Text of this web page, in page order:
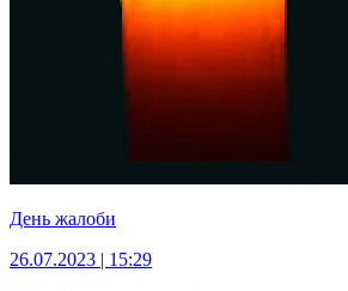
День жалоби
26.07.2023 | 15:29